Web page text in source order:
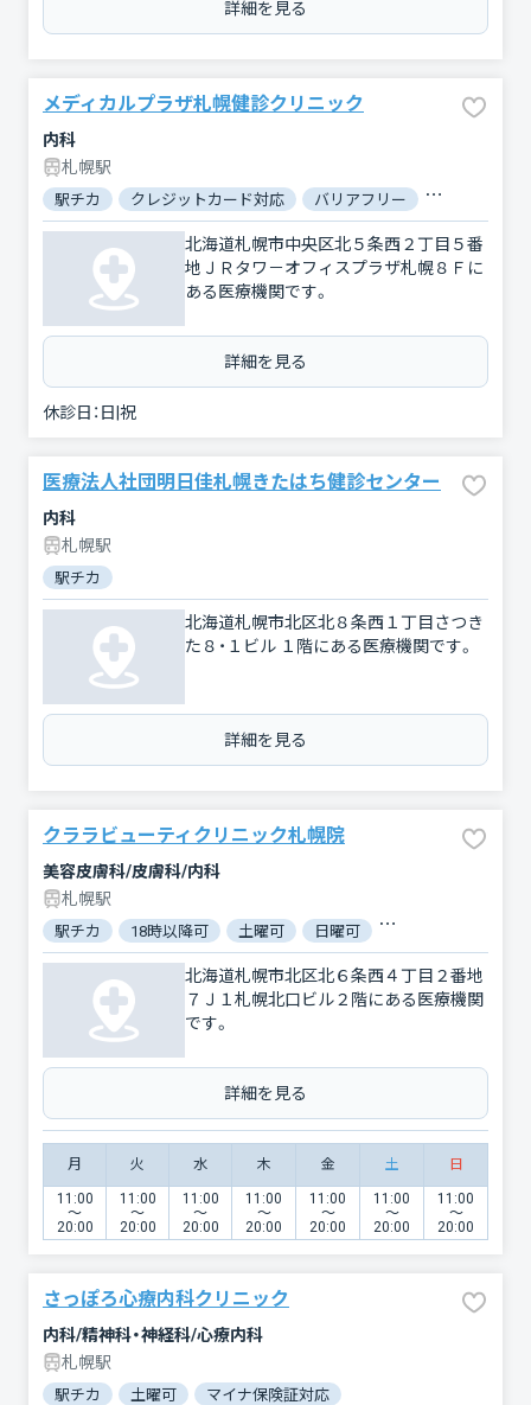
詳細を見る
メディカルプラザ札幌健診クリニック
内科
札幌駅
駅チカ クレジットカード対応 バリアフリー 対応言語：英
北海道札幌市中央区北５条西２丁目５番
地ＪＲタワ－オフィスプラザ札幌８Ｆに
ある医療機関です。
詳細を見る
休診日： 日|祝
医療法人社団明日佳札幌きたはち健診センター
内科
札幌駅
駅チカ
北海道札幌市北区北８条西１丁目さつき
た８・１ビル １階にある医療機関です。
詳細を見る
クララビューティクリニック札幌院
美容皮膚科/皮膚科/内科
札幌駅
駅チカ 18時以降可 土曜可 日曜可 クレジットカード
北海道札幌市北区北６条西４丁目２番地
７Ｊ１札幌北口ビル２階にある医療機関
です。
詳細を見る
月 火 水 木 金 土 日
11:00
〜
20:00
11:00
〜
20:00
11:00
〜
20:00
11:00
〜
20:00
11:00
〜
20:00
11:00
〜
20:00
11:00
〜
20:00
さっぽろ心療内科クリニック
内科/精神科・神経科/心療内科
札幌駅
駅チカ 土曜可 マイナ保険証対応